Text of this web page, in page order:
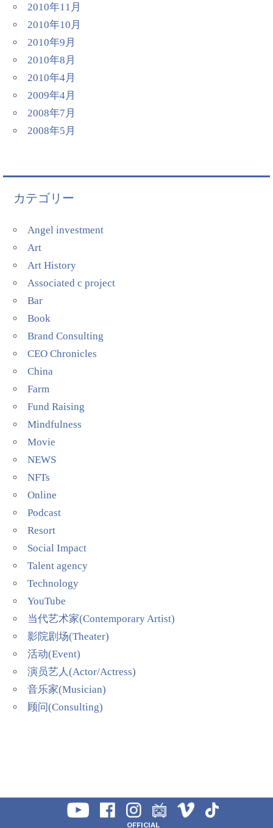
2010年11月
2010年10月
2010年9月
2010年8月
2010年4月
2009年4月
2008年7月
2008年5月
カテゴリー
Angel investment
Art
Art History
Associated c project
Bar
Book
Brand Consulting
CEO Chronicles
China
Farm
Fund Raising
Mindfulness
Movie
NEWS
NFTs
Online
Podcast
Resort
Social Impact
Talent agency
Technology
YouTube
当代艺术家(Contemporary Artist)
影院剧场(Theater)
活动(Event)
演员艺人(Actor/Actress)
音乐家(Musician)
顾问(Consulting)
OFFICIAL